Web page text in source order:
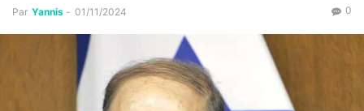
Par Yannis - 01/11/2024 0